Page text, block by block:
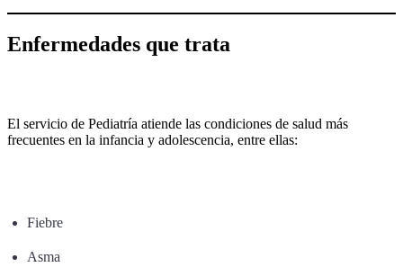
Enfermedades que trata
El servicio de Pediatría atiende las condiciones de salud más
frecuentes en la infancia y adolescencia, entre ellas:
Fiebre
Asma